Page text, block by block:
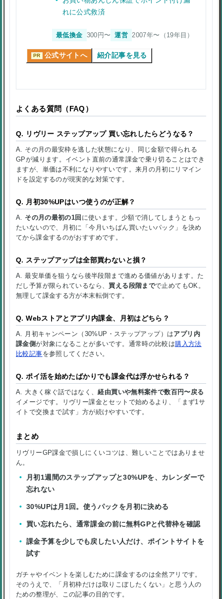
れに公式救済
最低換金 300円〜 運営 2007年〜（19年目）
PR 公式サイトへ 紹介記事を見る
よくある質問（FAQ）
Q. リヴリー ステップアップ 買い忘れしたらどうなる？
A. その月の最安枠を逃した状態になり、同じ金額で得られる
GPが減ります。イベント直前の通常課金で乗り切ることはでき
ますが、単価は不利になりやすいです。来月の月初にリマイン
ドを設定するのが現実的な対策です。
Q. 月初30%UPはいつ使うのが正解？
A. その月の最初の1回 に使います。少額で消してしまうともっ
たいないので、月初に「今月いちばん買いたいパック」を決め
てから課金するのがおすすめです。
Q. ステップアップは全部買わないと損？
A. 最安単価を狙うなら後半段階まで進める価値があります。た
だし予算が限られているなら、 買える段階までで止めてもOK。
無理して課金する方が本末転倒です。
Q. Webストアとアプリ内課金、月初はどちら？
A. 月初キャンペーン（30%UP・ステップアップ）はアプリ内
課金側が対象になることが多いです。通常時の比較は購入方法
比較記事を参照してください。
Q. ポイ活を始めたばかりでも課金代は浮かせられる？
A. 大きく稼ぐ話ではなく、経由買いや無料案件で数百円〜戻る
イメージです。リヴリー課金とセットで始めるより、「まず1サ
イトで交換まで試す」方が続けやすいです。
まとめ
リヴリーGP課金で損しにくいコツは、難しいことではありませ
ん。
月初1週間のステップアップと30%UPを、カレンダーで
忘れない
30%UPは月1回。使うパックを月初に決める
買い忘れたら、通常課金の前に無料GPと代替枠を確認
課金予算を少しでも戻したい人だけ、ポイントサイトを
試す
ガチャやイベントを楽しむために課金するのは全然アリです。
そのうえで、「月初枠だけは取りこぼしたくない」と思う人の
ための整理が、この記事の目的です。